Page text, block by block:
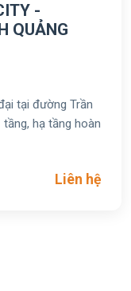
-
QUẢNG
tại đường Trần
hạ tầng hoàn
Liên hệ